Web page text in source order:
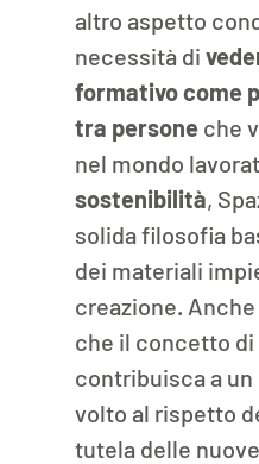
altro aspetto
necessità di
formativo come
tra persone che
nel mondo
sostenibilità,
solida filosofia
dei materiali
creazione.
che il concetto
contribuisca a
volto al rispetto
tutela delle